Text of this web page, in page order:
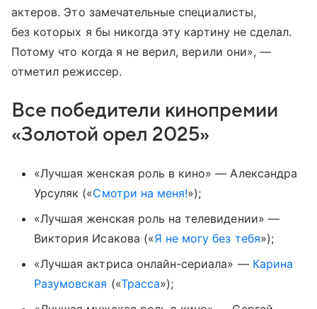
актеров. Это замечательные специалисты,
без которых я бы никогда эту картину не сделал.
Потому что когда я не верил, верили они», —
отметил режиссер.
Все победители кинопремии
«Золотой орел 2025»
«Лучшая женская роль в кино» — Александра
Урсуляк («Смотри на меня!»);
«Лучшая женская роль на телевидении» —
Виктория Исакова («Я не могу без тебя»);
«Лучшая актриса онлайн-сериала» — Карина
Разумовская («Трасса»);